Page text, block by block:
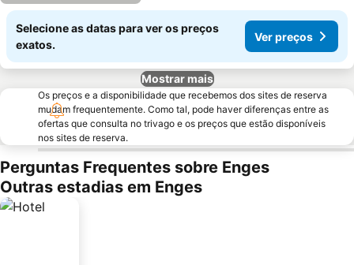
Selecione as datas para ver os preços
exatos.
Ver preços
Mostrar mais
Os preços e a disponibilidade que recebemos dos sites de reserva
mudam frequentemente. Como tal, pode haver diferenças entre as
ofertas que consulta no trivago e os preços que estão disponíveis
nos sites de reserva.
Perguntas Frequentes sobre Enges
Outras estadias em Enges